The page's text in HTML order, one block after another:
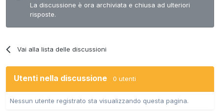
La discussione è ora archiviata e chiusa ad ulteriori
risposte.
Vai alla lista delle discussioni
Utenti nella discussione 0 utenti
Nessun utente registrato sta visualizzando questa pagina.